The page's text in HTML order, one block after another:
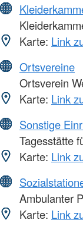
Karte: Link
Ortsvereine
Ortsverein
Karte: Link
Sonstige
Tagesstätte
Karte: Link
Ambulanter
Karte: Link